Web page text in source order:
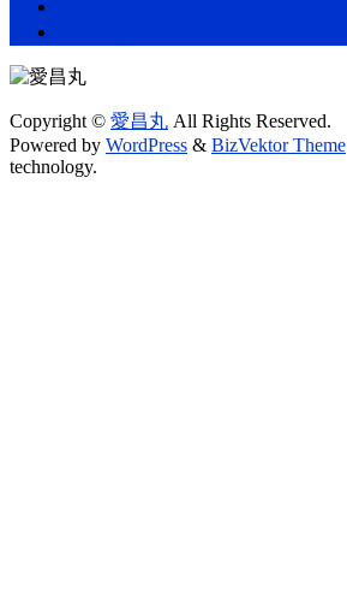
Copyright © 愛昌丸 All Rights Reserved.
Powered by WordPress & BizVektor Theme
technology.